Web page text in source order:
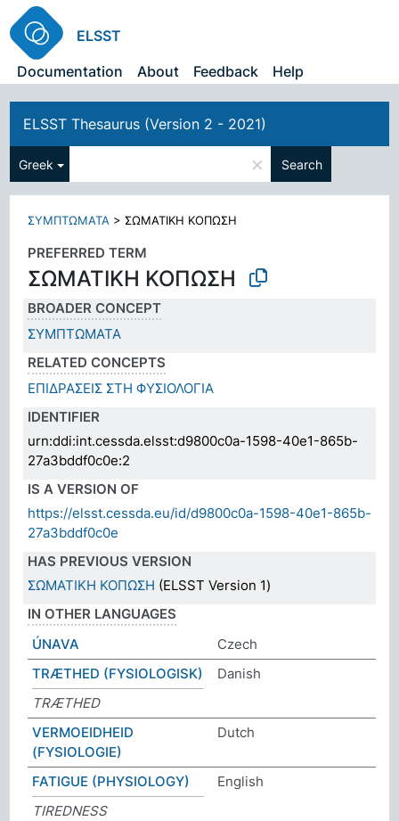
ELSST
Documentation
About Feedback Help
ELSST Thesaurus (Version 2 - 2021)
Greek × Search
ΣΥΜΠΤΩΜΑΤΑ >ΣΩΜΑΤΙΚΗ ΚΟΠΩΣΗ
PREFERRED TERM
ΣΩΜΑΤΙΚΗ ΚΟΠΩΣΗ
BROADER CONCEPT
ΣΥΜΠΤΩΜΑΤΑ
RELATED CONCEPTS
ΕΠΙΔΡΑΣΕΙΣ ΣΤΗ ΦΥΣΙΟΛΟΓΙΑ
IDENTIFIER
urn:ddi:int.cessda.elsst:d9800c0a-1598-40e1-865b-
27a3bddf0c0e:2
IS A VERSION OF
https://elsst.cessda.eu/id/d9800c0a-1598-40e1-865b-
27a3bddf0c0e
HAS PREVIOUS VERSION
ΣΩΜΑΤΙΚΗ ΚΟΠΩΣΗ (ELSST Version 1)
IN OTHER LANGUAGES
ÚNAVA
Czech
TRÆTHED (FYSIOLOGISK)
Danish
TRÆTHED
VERMOEIDHEID
(FYSIOLOGIE)
Dutch
FATIGUE (PHYSIOLOGY)
English
TIREDNESS